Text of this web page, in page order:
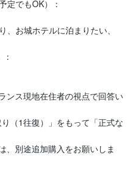
ンス現地在住者の視点で回答い
（1往復）」をもって「正式な
、別途追加購入をお願いしま